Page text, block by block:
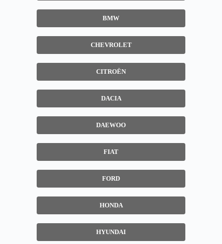
BMW
CHEVROLET
CITROËN
DACIA
DAEWOO
FIAT
FORD
HONDA
HYUNDAI